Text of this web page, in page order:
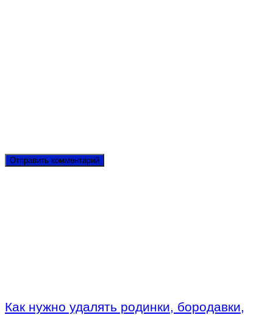
Как нужно удалять родинки, бородавки,